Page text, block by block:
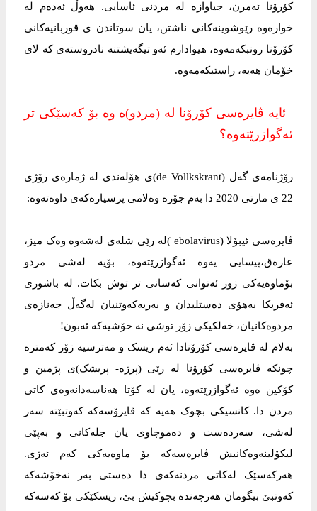
کۆرۆنا ئەمرن، جیاوازە لە مردنی ئاسایی. هەوڵ ئەدەم لە
خوارەوە رێوشوینەکانی ناشتن، یان سوتاندن ی قوربانیەکانی
کۆرۆنا رونبکەمەوە، هیوادارم ئەو تیگەیشتنە نادروستەی کە لای
خۆمان هەیە، راستبکەمەوە.
ئایە ڤایرەسی کۆرۆنا لە (مردو)ە وە بۆ کەسێکی تر
ئەگوازرێتەوە؟
رۆژنامەی گەل (de Vollkskrant)ی هۆلەندی لە ژمارەی رۆژی
22 ی مارتی 2020 دا بەم جۆرە وەلامی پرسیارەکەی داوەتەوە:
ڤایرەسی ئیبۆلا (ebolavirus )لە رێی شلەی لەشەوە وەک میز،
عارەق،پیسایی یەوە ئەگوازرێتەوە، بۆیە لەشی مردو
بۆماوەیەکی زور ئەتوانی کەسانی تر توش بکات. لە باشوری
ئەفریکا بەهۆی دەستلیدان و بەریەکەوتنیان لەگەڵ جەنازەی
مردوەکانیان، خەلکیکی زۆر توشی نە خۆشیەکە ئەبون!
بەلام لە ڤایرەسی کۆرۆنادا ئەم ریسک و مەترسیە زۆر کەمترە
چونکە ڤایرەسی کۆرۆنا لە رێی (پرژە- پریشک)ی پژمین و
کۆکین ەوە ئەگوازرێتەوە، یان لە کۆتا هەناسەدانەوەی کاتی
مردن دا. کانسیکی بچوک هەیە کە ڤایرۆسەکە کەوتبێتە سەر
لەشی، سەردەست و دەموچاوی یان جلەکانی و بەپێی
لیکۆلینەوەکانیش ڤایرەسەکە بۆ ماوەیەکی کەم ئەژی.
هەرکەسێک لەکاتی مردنەکەی دا دەستی بەر نەخۆشەکە
کەوتبێ بیگومان هەرچەندە بچوکیش بێ، ریسکێکی بۆ کەسەکە